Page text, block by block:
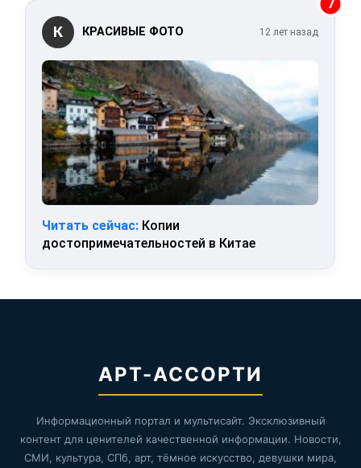
7
К КРАСИВЫЕ ФОТО 12 лет назад
Читать сейчас: Копии
достопримечательностей в Китае
АРТ-АССОРТИ
Информационный портал и мультисайт. Эксклюзивный
контент для ценителей качественной информации. Новости,
СМИ, культура, СПб, арт, тёмное искусство, девушки мира,